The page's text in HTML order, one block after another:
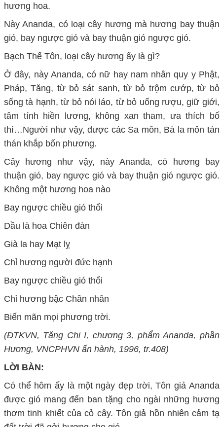
hương hoa.
Này Ananda, có loại cây hương mà hương bay thuận
gió, bay ngược gió và bay thuận gió ngược gió.
Bạch Thế Tôn, loại cây hương ấy là gì?
Ở đây, này Ananda, có nữ hay nam nhân quy y Phật,
Pháp, Tăng, từ bỏ sát sanh, từ bỏ trộm cướp, từ bỏ
sống tà hạnh, từ bỏ nói láo, từ bỏ uống rượu, giữ giới,
tâm tính hiền lương, không xan tham, ưa thích bố
thí…Người như vậy, được các Sa môn, Bà la môn tán
thán khắp bốn phương.
Cây hương như vậy, này Ananda, có hương bay
thuận gió, bay ngược gió và bay thuận gió ngược gió.
Không một hương hoa nào
Bay ngược chiều gió thổi
Dầu là hoa Chiên đàn
Già la hay Mạt lỵ
Chỉ hương người đức hạnh
Bay ngược chiều gió thổi
Chỉ hương bậc Chân nhân
Biến mãn mọi phương trời.
(ĐTKVN, Tăng Chi I, chương 3, phẩm Ananda, phần
Hương, VNCPHVN ấn hành, 1996, tr.408)
LỜI BÀN:
Có thể hôm ấy là một ngày đẹp trời, Tôn giả Ananda
được gió mang đến ban tặng cho ngài những hương
thơm tinh khiết của cỏ cây. Tôn giả hồn nhiên cảm tạ